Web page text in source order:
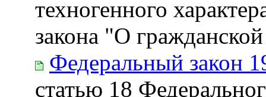
техногенного
закона "О
Федеральный закон
статью 18